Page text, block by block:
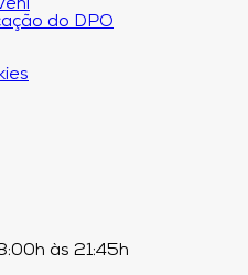
do DPO
às 21:45h